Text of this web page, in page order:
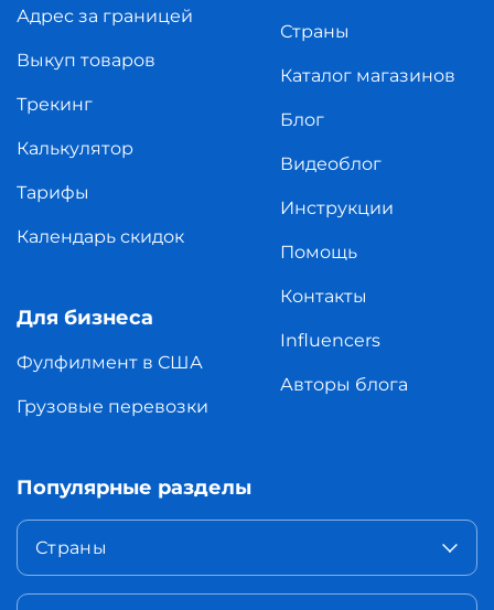
Адрес за границей
Выкуп товаров
Трекинг
Калькулятор
Тарифы
Календарь скидок
Для бизнеса
Фулфилмент в США
Грузовые перевозки
Страны
Каталог магазинов
Блог
Видеоблог
Инструкции
Помощь
Контакты
Influencers
Авторы блога
Популярные разделы
Страны